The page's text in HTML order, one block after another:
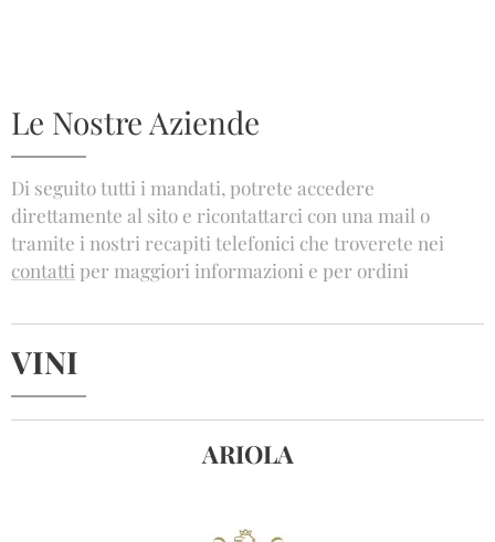
Le Nostre Aziende
Di seguito tutti i mandati, potrete accedere
direttamente al sito e ricontattarci con una mail o
tramite i nostri recapiti telefonici che troverete nei
contatti per maggiori informazioni e per ordini
VINI
ARIOLA